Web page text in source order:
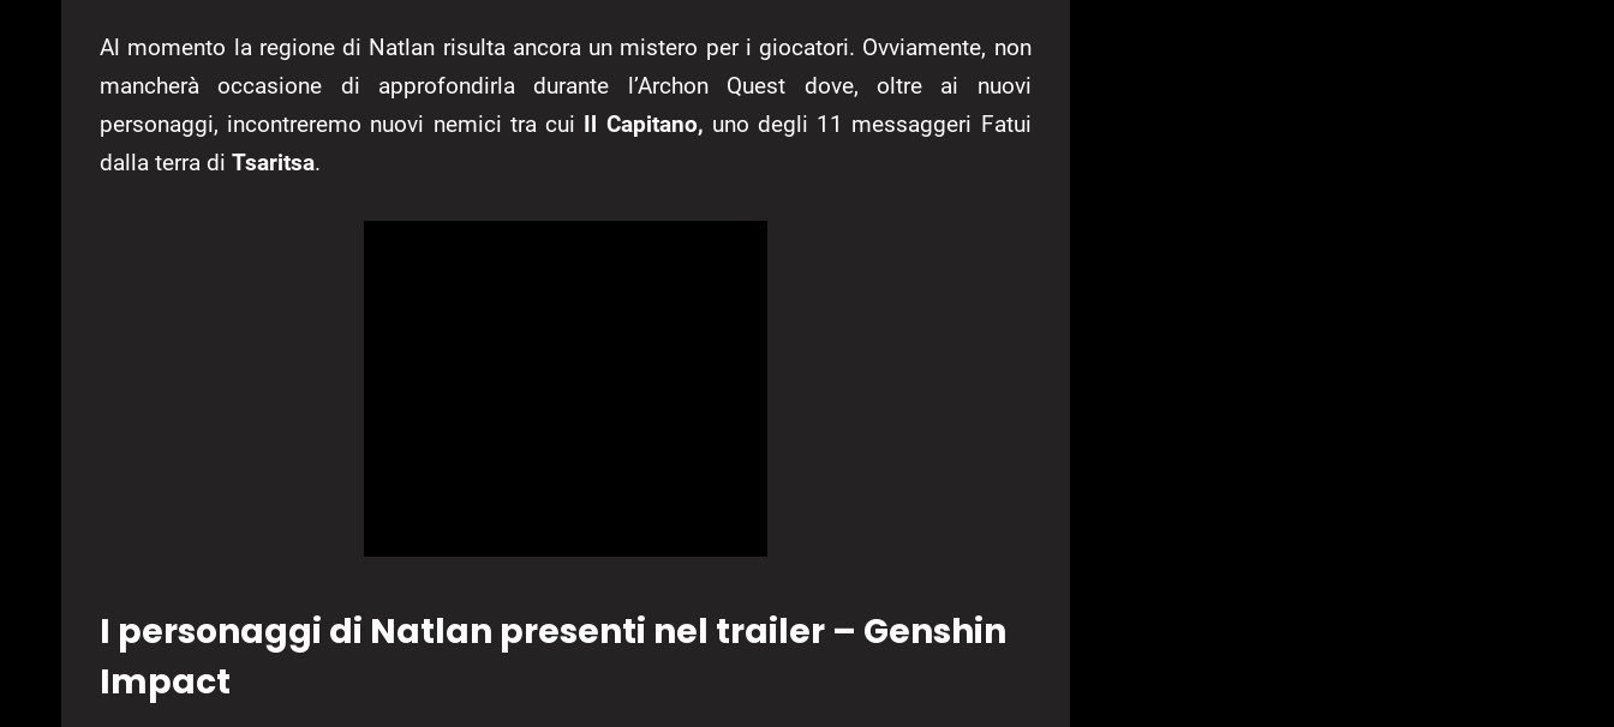
Al momento la regione di Natlan risulta ancora un mistero per i giocatori. Ovviamente, non
mancherà occasione di approfondirla durante l’Archon Quest dove, oltre ai nuovi
personaggi, incontreremo nuovi nemici tra cui Il Capitano, uno degli 11 messaggeri Fatui
dalla terra di Tsaritsa.
I personaggi di Natlan presenti nel trailer – Genshin
Impact